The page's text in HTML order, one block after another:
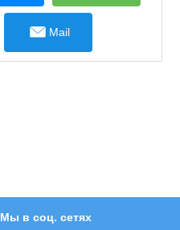
Mail
Мы в соц. сетях